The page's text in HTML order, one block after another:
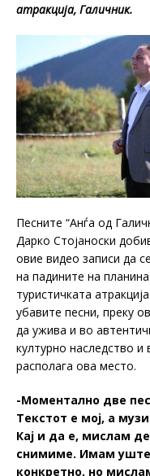
атракција, Галичник.
Песните “Анѓа од
Дарко Стојаноски
овие видео записи да
на падините на
туристичката
убавите песни, преку
да ужива и во
културно наследство и
располага ова место.
-Моментално две
Текстот е мој, а
Кај и да е, мислам
снимиме. Имам
конкретно, но